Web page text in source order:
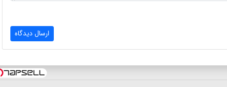
ارسال دیدگاه